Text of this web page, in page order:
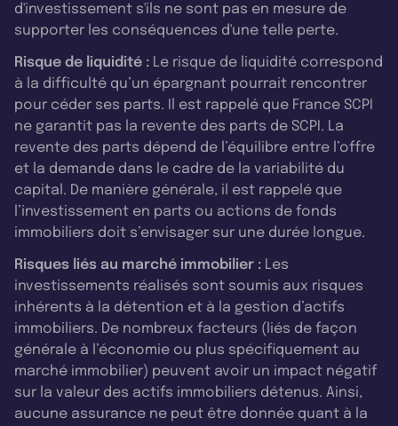
d'investissement s'ils ne sont pas en mesure de
supporter les conséquences d'une telle perte.
Risque de liquidité : Le risque de liquidité correspond
à la difficulté qu’un épargnant pourrait rencontrer
pour céder ses parts. Il est rappelé que France SCPI
ne garantit pas la revente des parts de SCPI. La
revente des parts dépend de l’équilibre entre l’offre
et la demande dans le cadre de la variabilité du
capital. De manière générale, il est rappelé que
l’investissement en parts ou actions de fonds
immobiliers doit s’envisager sur une durée longue.
Risques liés au marché immobilier : Les
investissements réalisés sont soumis aux risques
inhérents à la détention et à la gestion d’actifs
immobiliers. De nombreux facteurs (liés de façon
générale à l’économie ou plus spécifiquement au
marché immobilier) peuvent avoir un impact négatif
sur la valeur des actifs immobiliers détenus. Ainsi,
aucune assurance ne peut être donnée quant à la